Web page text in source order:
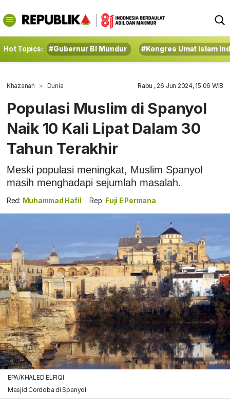
Hot Topics: #Gubernur BI Mundur #Kongres Umat Islam
Khazanah Dunia Rabu , 26 Jun 2024, 15:06 WIB
Populasi Muslim di Spanyol
Naik 10 Kali Lipat Dalam 30
Tahun Terakhir
Meski populasi meningkat, Muslim Spanyol
masih menghadapi sejumlah masalah.
Red: Muhammad Hafil Rep: Fuji E Permana
EPA/KHALED ELFIQI
Masjid Cordoba di Spanyol.